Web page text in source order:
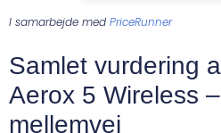
I samarbejde med PriceRunner
Samlet vurdering
Aerox 5 Wireless
mellemvej